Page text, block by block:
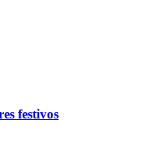
festivos